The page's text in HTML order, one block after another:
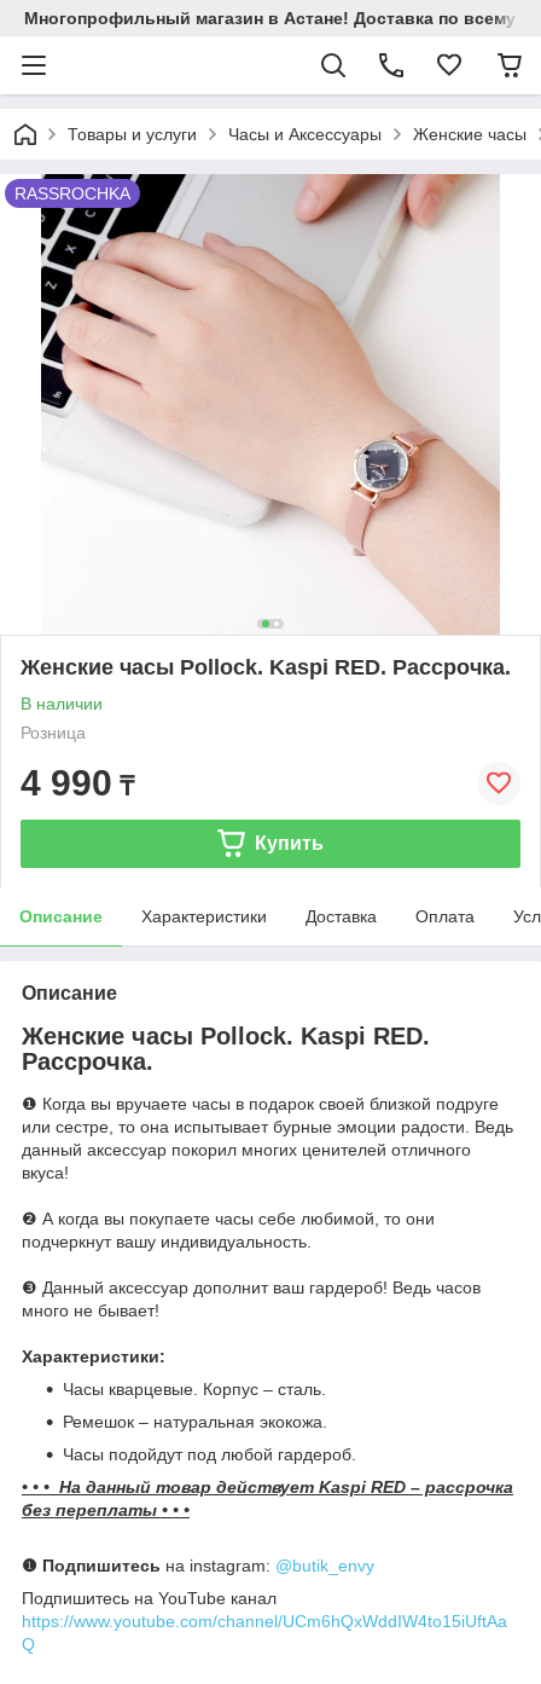
Многопрофильный магазин в Астане! Доставка по всему
Товары и услуги Часы и Аксессуары Женские часы
RASSROCHKA
Женские часы Pollock. Kaspi RED. Рассрочка.
В наличии
Розница
4 990 ₸
Купить
Описание Характеристики Доставка Оплата
Описание
Женские часы Pollock. Kaspi RED.
Рассрочка.
❶ Когда вы вручаете часы в подарок своей близкой подруге
или сестре, то она испытывает бурные эмоции радости. Ведь
данный аксессуар покорил многих ценителей отличного
вкуса!
❷ А когда вы покупаете часы себе любимой, то они
подчеркнут вашу индивидуальность.
❸ Данный аксессуар дополнит ваш гардероб! Ведь часов
много не бывает!
Характеристики:
Часы кварцевые. Корпус – сталь.
Ремешок – натуральная экокожа.
Часы подойдут под любой гардероб.
• • • На данный товар действует Kaspi RED – рассрочка
без переплаты • • •
❶ Подпишитесь на instagram: @butik_envy
Подпишитесь на YouTube канал
https://www.youtube.com/channel/UCm6hQxWddIW4to15iUftAa
Q